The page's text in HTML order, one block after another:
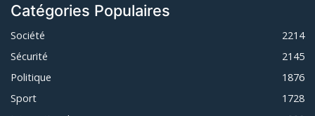
Catégories Populaires
Société
2214
Sécurité
2145
Politique
1876
Sport
1728